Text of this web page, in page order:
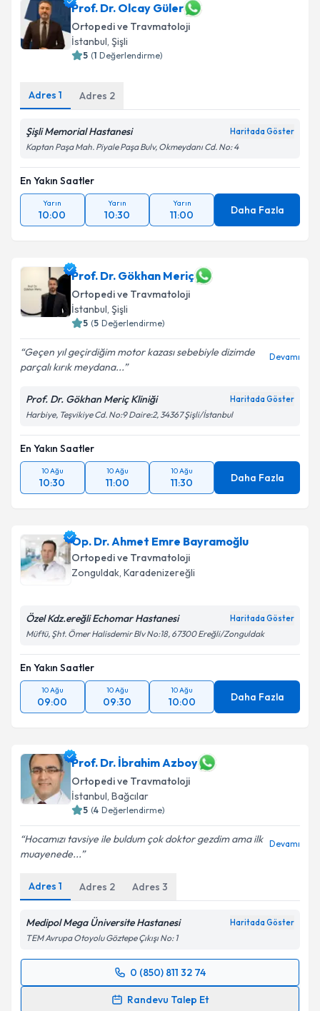
E-posta Adresiniz
Metni'ni okudum ve kişisel verilerimin belirtilen
kapsamda işlenmesini kabul ediyorum.
Takvim Talebini Gönder
Prof. Dr. Olcay Güler
Ortopedi ve Travmatoloji
İstanbul, Şişli
5 (1 Değerlendirme)
Adres 1 Adres 2
Şişli Memorial Hastanesi Haritada Göster
Kaptan Paşa Mah. Piyale Paşa Bulv, Okmeydanı Cd. No: 4
En Yakın Saatler
Yarın
10:00
Yarın
10:30
Yarın
11:00 Daha Fazla
Prof. Dr. Gökhan Meriç
Ortopedi ve Travmatoloji
İstanbul, Şişli
5 (5 Değerlendirme)
Geçen yıl geçirdiğim motor kazası sebebiyle dizimde
parçalı kırık meydana...
Devamı
Prof. Dr. Gökhan Meriç Kliniği Haritada Göster
Harbiye, Teşvikiye Cd. No:9 Daire:2, 34367 Şişli/İstanbul
En Yakın Saatler
10 Ağu
10:30
10 Ağu
11:00
10 Ağu
11:30 Daha Fazla
Op. Dr. Ahmet Emre Bayramoğlu
Ortopedi ve Travmatoloji
Zonguldak, Karadenizereğli
Özel Kdz.ereğli Echomar Hastanesi Haritada Göster
Müftü, Şht. Ömer Halisdemir Blv No:18, 67300 Ereğli/Zonguldak
En Yakın Saatler
10 Ağu
09:00
10 Ağu
09:30
10 Ağu
10:00 Daha Fazla
Prof. Dr. İbrahim Azboy
Ortopedi ve Travmatoloji
İstanbul, Bağcılar
5 (4 Değerlendirme)
Hocamızı tavsiye ile buldum çok doktor gezdim ama ilk
muayenede...
Devamı
Adres 1 Adres 2 Adres 3
Medipol Mega Üniversite Hastanesi Haritada Göster
TEM Avrupa Otoyolu Göztepe Çıkışı No: 1
0 (850) 811 32 74
Randevu Talep Et
Randevu Takvimi Talebi